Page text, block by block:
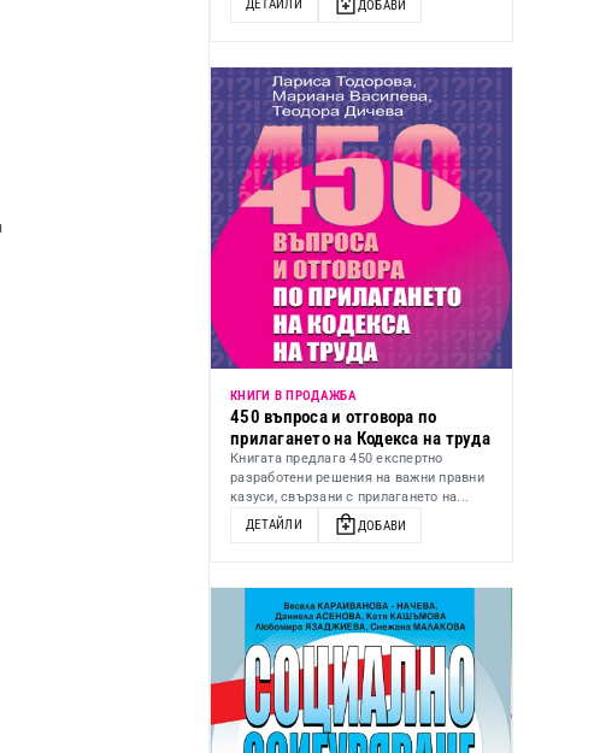
ДЕТАЙЛИ
ДОБАВИ
КНИГИ В ПРОДАЖБА
450 въпроса и отговора по
прилагането на Кодекса на труда
Книгата предлага 450 експертно
разработени решения на важни правни
казуси, свързани с прилагането на...
ДЕТАЙЛИ
ДОБАВИ